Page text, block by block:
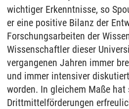
wichtiger Erkenntnisse, so
er eine positive Bilanz der
Forschungsarbeiten der
Wissenschaftler dieser
vergangenen Jahren immer
und immer intensiver
worden. In gleichem Maße
Drittmittelförderungen